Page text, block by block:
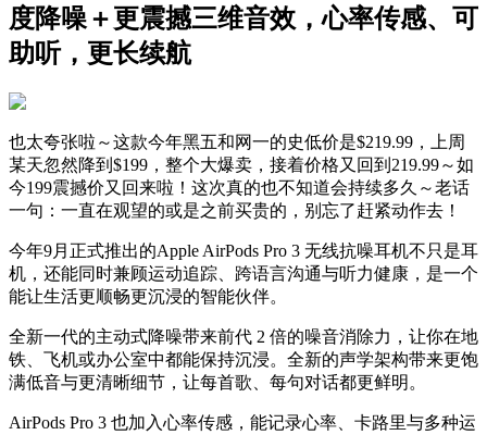
度降噪＋更震撼三维音效，心率传感、可
助听，更长续航
也太夸张啦～这款今年黑五和网一的史低价是$219.99，上周
某天忽然降到$199，整个大爆卖，接着价格又回到219.99～如
今199震撼价又回来啦！这次真的也不知道会持续多久～老话
一句：一直在观望的或是之前买贵的，别忘了赶紧动作去！
今年9月正式推出的Apple AirPods Pro 3 无线抗噪耳机不只是耳
机，还能同时兼顾运动追踪、跨语言沟通与听力健康，是一个
能让生活更顺畅更沉浸的智能伙伴。
全新一代的主动式降噪带来前代 2 倍的噪音消除力，让你在地
铁、飞机或办公室中都能保持沉浸。全新的声学架构带来更饱
满低音与更清晰细节，让每首歌、每句对话都更鲜明。
AirPods Pro 3 也加入心率传感，能记录心率、卡路里与多种运